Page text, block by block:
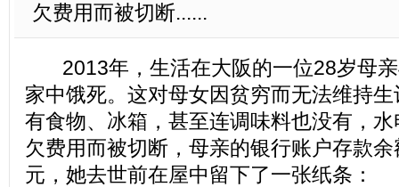
欠费用而被切断......
2013年，生活在大阪的一位28岁母亲
家中饿死。这对母女因贫穷而无法维持
有食物、冰箱，甚至连调味料也没有，
欠费用而被切断，母亲的银行账户存款
元，她去世前在屋中留下了一张纸条：